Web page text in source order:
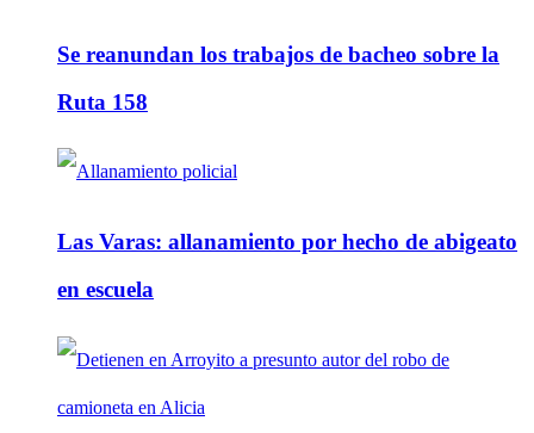
Se reanundan los trabajos de bacheo sobre la
Ruta 158
Las Varas: allanamiento por hecho de abigeato
en escuela